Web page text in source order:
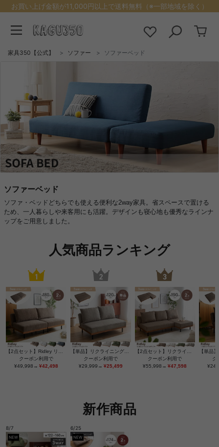
お買い上げ金額が11,000円以上で送料無料（※一部地域を除く）
家具350【公式】 ソファー ソファーベッド
ソファーベッド
ソファ・ベッドどちらでも使える便利な2way家具。省スペースで置ける
ため、一人暮らしや来客用にも活躍。デザインも寝心地も優秀なラインナ
ップをご用意しました。
人気商品ランキング
クーポン利用で
¥49,998→ ¥42,498
【単品】リクライニングコーデュロイ2人掛けソファ
クーポン利用で
¥29,999→ ¥25,499
クーポン利用で
¥55,998→ ¥47,598
ク
新作商品
8/7 6/25